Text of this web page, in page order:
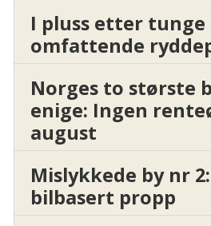
I pluss etter tunge
omfattende
Norges to største
enige: Ingen
august
Mislykkede by nr 2:
bilbasert propp